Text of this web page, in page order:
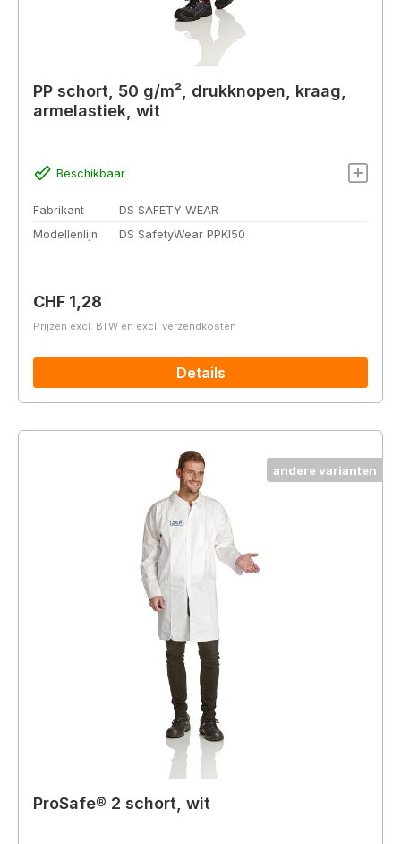
PP schort, 50 g/m², drukknopen, kraag,
armelastiek, wit
Beschikbaar
Fabrikant
DS SAFETY WEAR
Modellenlijn
DS SafetyWear PPKI50
Normale prijs:
CHF 1,28
Prijzen excl. BTW en excl. verzendkosten
Details
andere varianten
ProSafe® 2 schort, wit